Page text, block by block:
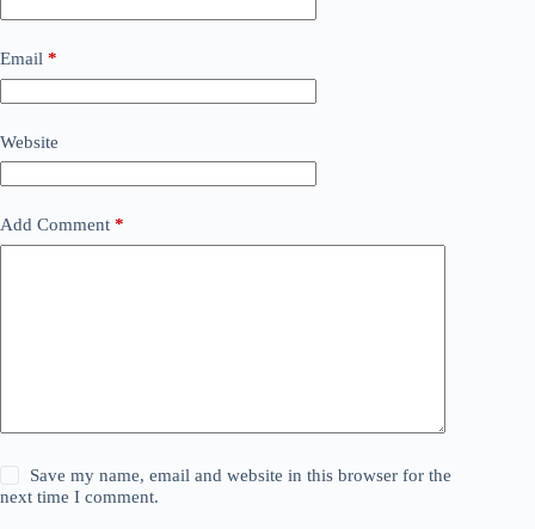
Email *
Website
Add Comment *
Save my name, email and website in this browser for the
next time I comment.